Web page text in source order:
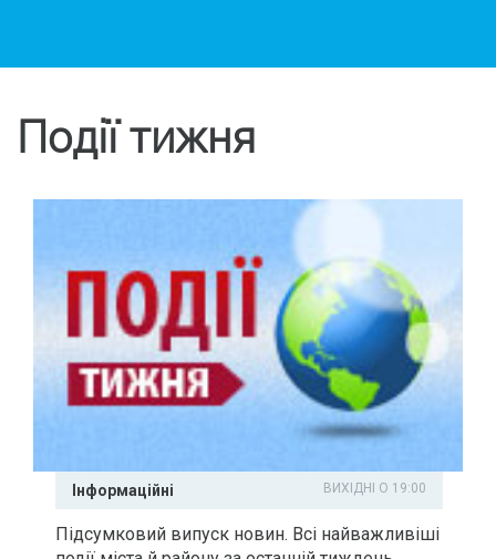
Події тижня
Інформаційні ВИХІДНІ О 19:00
Підсумковий випуск новин. Всі найважливіші